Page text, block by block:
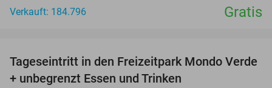
Verkauft: 184.796
Gratis
25%
Tageseintritt in den Freizeitpark Mondo Verde
+ unbegrenzt Essen und Trinken